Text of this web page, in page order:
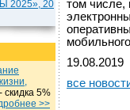
20
- cкидка 5%
>>
том числе,
19.08.2019
все